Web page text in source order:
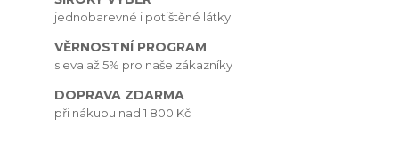
jednobarevné i potištěné látky
VĚRNOSTNÍ PROGRAM
sleva až 5% pro naše zákazníky
DOPRAVA ZDARMA
při nákupu nad 1 800 Kč